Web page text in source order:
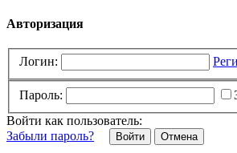
Авторизация
Логин:
Пароль:
Войти как пользователь:
Забыли пароль?
Отмена